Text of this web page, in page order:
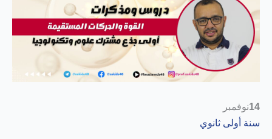
14نوفمبر
سنة أولى ثانوي